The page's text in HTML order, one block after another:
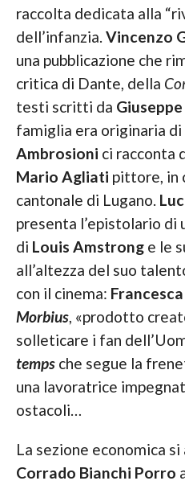
raccolta dedicata alla
dell’infanzia. Vincenzo
una pubblicazione che
critica di Dante, della
testi scritti da
famiglia era originaria di
Ambrosioni ci racconta
Mario Agliati pittore, in
cantonale di Lugano.
presenta l’epistolario di
di Louis Amstronge le
all’altezza del suo
con il cinema:
Morbius, «prodotto
solleticare i fan
tempsche segue la
una lavoratrice
ostacoli…
La sezione economica
Corrado Bianchi Porro